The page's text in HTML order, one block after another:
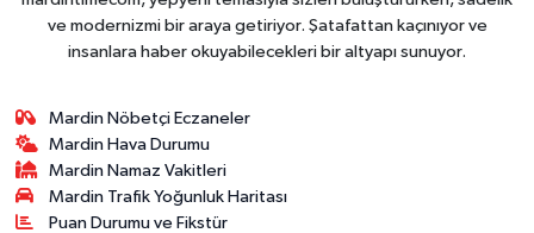
ve modernizmi bir araya getiriyor. Şatafattan kaçınıyor ve
insanlara haber okuyabilecekleri bir altyapı sunuyor.
Mardin Nöbetçi Eczaneler
Mardin Hava Durumu
Mardin Namaz Vakitleri
Mardin Trafik Yoğunluk Haritası
Puan Durumu ve Fikstür